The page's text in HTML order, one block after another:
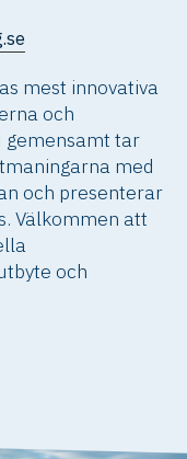
mest innovativa
och
gemensamt tar
med
och presenterar
Välkommen att
och